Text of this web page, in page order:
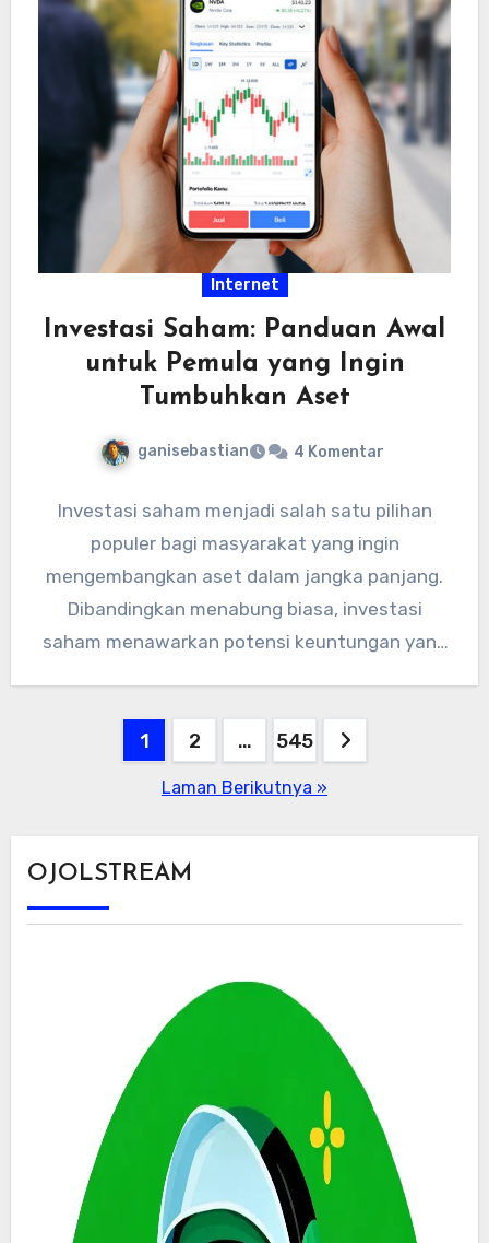
Internet
Investasi Saham: Panduan Awal
untuk Pemula yang Ingin
Tumbuhkan Aset
ganisebastian 4 Komentar
Investasi saham menjadi salah satu pilihan
populer bagi masyarakat yang ingin
mengembangkan aset dalam jangka panjang.
Dibandingkan menabung biasa, investasi
saham menawarkan potensi keuntungan yang
Paginasi
1 2 … 545
Laman Berikutnya »
OJOLSTREAM